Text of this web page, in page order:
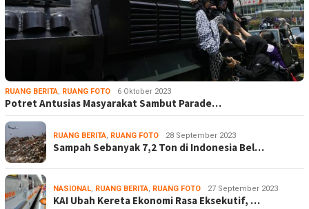
RUANG BERITA, RUANG FOTO 6 Oktober 2023
Potret Antusias Masyarakat Sambut Parade…
RUANG BERITA, RUANG FOTO 28 September 2023
Sampah Sebanyak 7,2 Ton di Indonesia Bel…
NASIONAL, RUANG BERITA, RUANG FOTO 27 September 2023
KAI Ubah Kereta Ekonomi Rasa Eksekutif, …